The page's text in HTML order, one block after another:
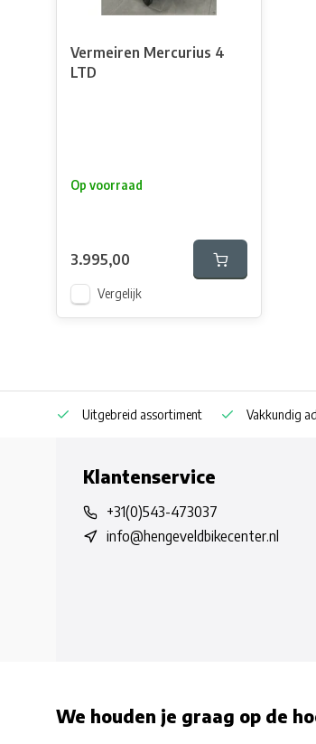
Vermeiren Mercurius 4
LTD
Op voorraad
3.995,00
Vergelijk
Uitgebreid assortiment Vakkundig
Klantenservice
+31(0)543-473037
info@hengeveldbikecenter.nl
We houden je graag op de